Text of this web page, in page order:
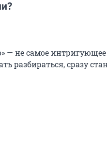
— не самое
разбираться, сразу